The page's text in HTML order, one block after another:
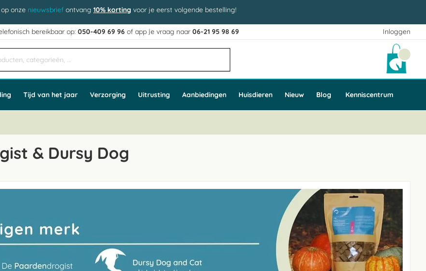
onze nieuwsbrief ontvang 10% korting voor je eerst volgende bestelling!
Inloggen
bereikbaar op:050-409 69 96 of app je vraag naar06-21 95 98 69
Tijd van het jaar Verzorging Uitrusting Aanbiedingen Huisdieren Nieuw Blog Kenniscentrum
& Dursy Dog